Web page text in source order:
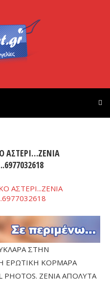
ΑΣΤΕΡΙ…ΖΕΝΙΑ
ΣΤΗΝ
ΕΡΩΤΙΚΗ ΚΟΡΜΑΡΑ
ΖΕΝΙΑ ΑΠΟΛΥΤΑ